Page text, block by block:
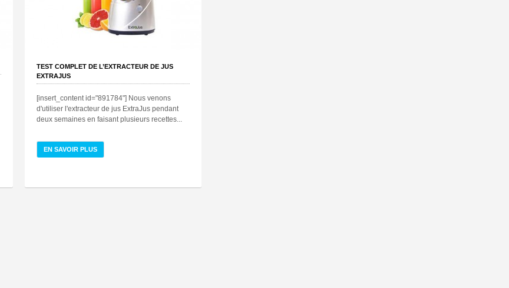
TEST COMPLET DE L’EXTRACTEUR DE JUS
EXTRAJUS
[insert_content id="891784"] Nous venons
d'utiliser l'extracteur de jus ExtraJus pendant
deux semaines en faisant plusieurs recettes...
EN SAVOIR PLUS